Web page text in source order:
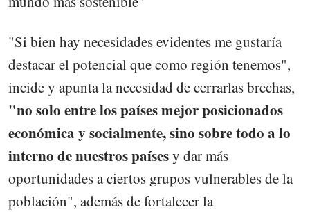
"Si bien hay necesidades evidentes me gustaría
destacar el potencial que como región tenemos",
incide y apunta la necesidad de cerrarlas brechas,
"no solo entre los países mejor posicionados
económica y socialmente, sino sobre todo a lo
interno de nuestros paísesy dar más
oportunidades a ciertos grupos vulnerables de la
población", además de fortalecer la